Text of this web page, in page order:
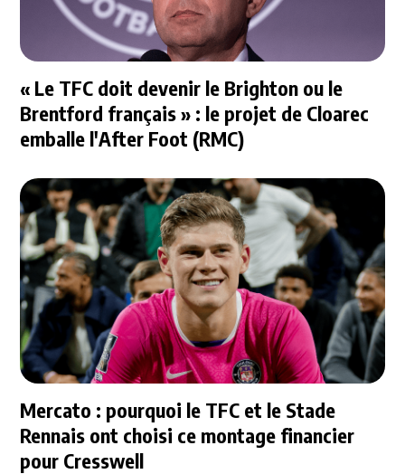
« Le TFC doit devenir le Brighton ou le
Brentford français » : le projet de Cloarec
emballe l'After Foot (RMC)
Mercato : pourquoi le TFC et le Stade
Rennais ont choisi ce montage financier
pour Cresswell